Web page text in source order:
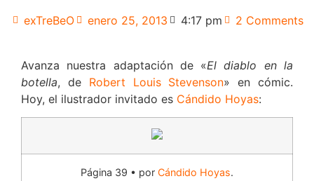
exTreBeO enero 25, 2013 4:17 pm 2 Comments
Avanza nuestra adaptación de «El diablo en la
botella, de Robert Louis Stevenson» en cómic.
Hoy, el ilustrador invitado es Cándido Hoyas:
Página 39 • por Cándido Hoyas.